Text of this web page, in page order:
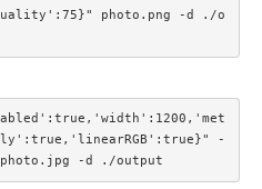
photo.png -d ./o
-
-d ./output